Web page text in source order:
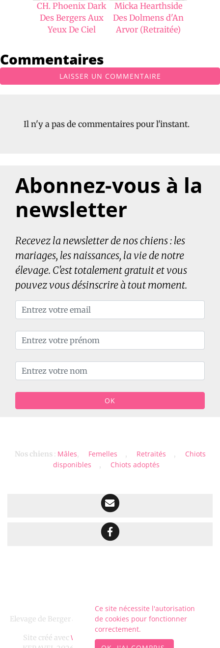
CH. Phoenix Dark
Des Bergers Aux
Yeux De Ciel
Micka Hearthside
Des Dolmens d'An
Arvor (Retraitée)
Commentaires
LAISSER UN COMMENTAIRE
Il n'y a pas de commentaires pour l'instant.
Abonnez-vous à la
newsletter
Recevez la newsletter de nos chiens : les
mariages, les naissances, la vie de notre
élevage. C'est totalement gratuit et vous
pouvez vous désinscrire à tout moment.
OK
Nos chiens: Mâles, Femelles , Retraités ,
Chiots
disponibles
, Chiots adoptés
Elevage de Berger australien depuis 2011 situé en Finistère
Site créé avec WeBreed- Copyright© DOMAINE DE
Ce site nécessite l'autorisation
de cookies pour fonctionner
correctement.